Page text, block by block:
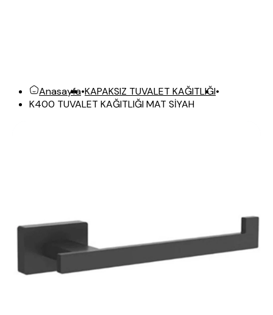
Anasayfa•KAPAKSIZ TUVALET KAĞITLIĞI•
K400 TUVALET KAĞITLIĞI MAT SİYAH